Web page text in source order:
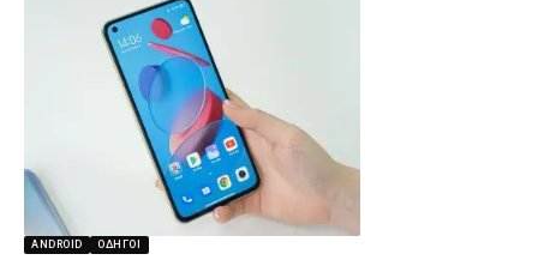
ANDROID ΟΔΗΓΟΊ